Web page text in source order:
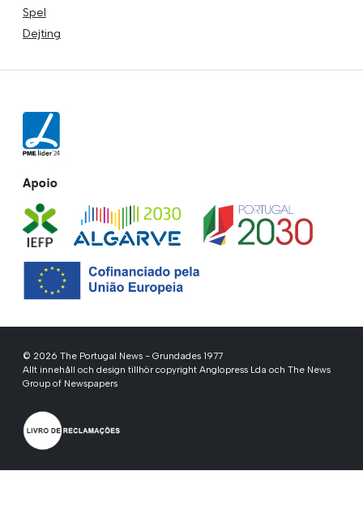
Spel
Dejting
Apoio
© 2026 The Portugal News - Grundades 1977
Allt innehåll och design tillhör copyright Anglopress Lda och The News
Group of Newspapers